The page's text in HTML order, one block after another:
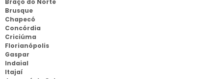
Braço do Norte
Brusque
Chapecó
Concórdia
Criciúma
Florianópolis
Gaspar
Indaial
Itajaí